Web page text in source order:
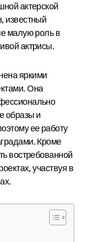
актерской
известный
малую роль в
актрисы.
яркими
Она
образы и
ее работу
Кроме
востребованной
участвуя в